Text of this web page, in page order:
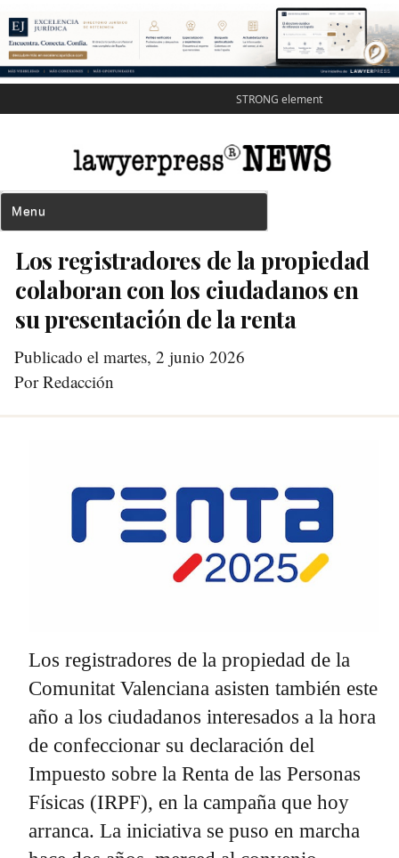
STRONG element
Los registradores de la propiedad
colaboran con los ciudadanos en
su presentación de la renta
Publicado el martes, 2 junio 2026
Por Redacción
Los registradores de la propiedad de la
Comunitat Valenciana asisten también este
año a los ciudadanos interesados a la hora
de confeccionar su declaración del
Impuesto sobre la Renta de las Personas
Físicas (IRPF), en la campaña que hoy
arranca. La iniciativa se puso en marcha